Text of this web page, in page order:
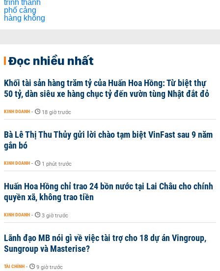
Đọc nhiều nhất
Khối tài sản hàng trăm tỷ của Huấn Hoa Hồng: Từ biệt thự
50 tỷ, dàn siêu xe hàng chục tỷ đến vườn tùng Nhật đắt đỏ
KINH DOANH - 18 giờ trước
Bà Lê Thị Thu Thủy gửi lời chào tạm biệt VinFast sau 9 năm
gắn bó
KINH DOANH - 1 phút trước
Huấn Hoa Hồng chỉ trao 24 bồn nước tại Lai Châu cho chính
quyền xã, không trao tiền
KINH DOANH - 3 giờ trước
Lãnh đạo MB nói gì về việc tài trợ cho 18 dự án Vingroup,
Sungroup và Masterise?
TÀI CHÍNH - 9 giờ trước